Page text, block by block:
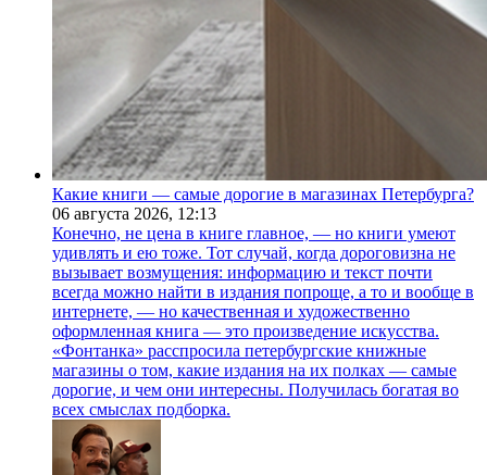
Какие книги — самые дорогие в магазинах Петербурга?
06 августа 2026, 12:13
Конечно, не цена в книге главное, — но книги умеют
удивлять и ею тоже. Тот случай, когда дороговизна не
вызывает возмущения: информацию и текст почти
всегда можно найти в издания попроще, а то и вообще в
интернете, — но качественная и художественно
оформленная книга — это произведение искусства.
«Фонтанка» расспросила петербургские книжные
магазины о том, какие издания на их полках — самые
дорогие, и чем они интересны. Получилась богатая во
всех смыслах подборка.